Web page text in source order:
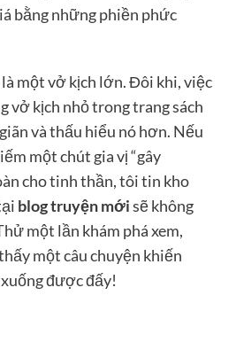
bằng những phiền phức
là một vở kịch lớn. Đôi khi, việc
vở kịch nhỏ trong trang sách
và thấu hiểu nó hơn. Nếu
một chút gia vị “gây
cho tinh thần, tôi tin kho
blog truyện mớisẽ không
một lần khám phá xem,
một câu chuyện khiến
được đấy!